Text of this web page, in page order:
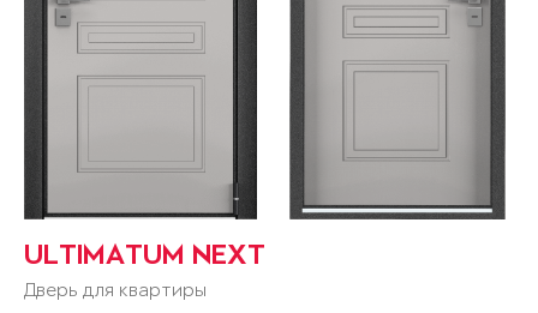
ULTIMATUM NEXT
Дверь для квартиры